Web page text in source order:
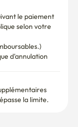
le paiement
selon votre
d'annulation
la limite.